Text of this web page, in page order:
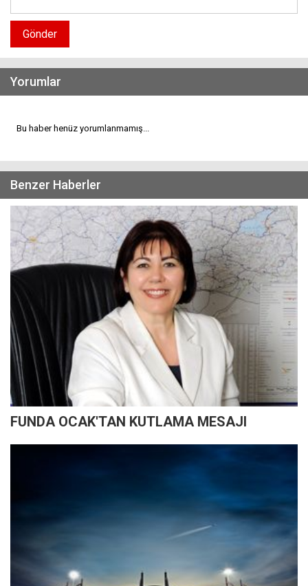
Gönder
Yorumlar
Bu haber henüz yorumlanmamış...
Benzer Haberler
FUNDA OCAK'TAN KUTLAMA MESAJI